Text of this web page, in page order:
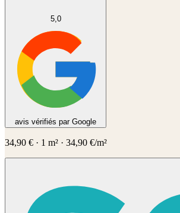
5,0
avis vérifiés par Google
34,90 € · 1 m² · 34,90 €/m²